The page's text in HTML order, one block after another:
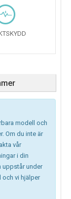
modell och
Om du inte är
vår
i din
uppstår under
och vi hjälper